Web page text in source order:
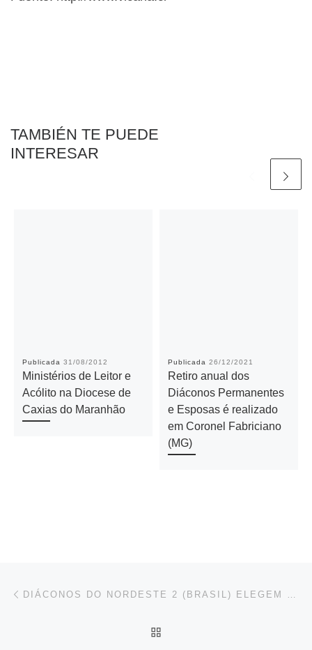
TAMBIÉN TE PUEDE
INTERESAR
Publicada 31/08/2012
Ministérios de Leitor e
Acólito na Diocese de
Caxias do Maranhão
Publicada 26/12/2021
Retiro anual dos
Diáconos Permanentes
e Esposas é realizado
em Coronel Fabriciano
(MG)
Navegación de entradas